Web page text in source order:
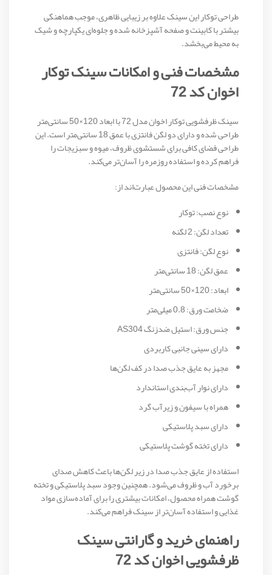
طراحی توکار این سینک علاوه بر زیبایی ظاهری، موجب هماهنگی
بیشتر با کابینت و صفحه آشپزخانه شده و جلوه‌ای یکپارچه و شیک
به محیط می‌بخشد.
مشخصات فنی و امکانات سینک توکار
اخوان کد 72
سینک ظرفشویی توکار اخوان مدل 72 با ابعاد 120×50 سانتی‌متر
طراحی شده و دارای دو لگن فانتزی با عمق 18 سانتی‌متر است. این
طراحی فضای کافی برای شستشوی ظروف، میوه و سبزیجات را
فراهم کرده و استفاده روزمره را آسان‌تر می‌کند.
مشخصات فنی این محصول عبارت‌اند از:
نوع نصب: توکار
تعداد لگن: 2 لگنه
نوع لگن: فانتزی
عمق لگن: 18 سانتی‌متر
ابعاد: 120×50 سانتی‌متر
ضخامت ورق: 0.8 میلی‌متر
جنس ورق: استیل ضدزنگ AS304
دارای سینی جانبی کاربردی
مجهز به عایق جذب صدا در کف لگن‌ها
دارای نوار آب‌بندی استاندارد
همراه با سیفون و زیرآب گرد
دارای سبد پلاستیکی
دارای تخته گوشت پلاستیکی
استفاده از عایق جذب صدا در زیر لگن‌ها باعث کاهش صدای
برخورد آب و ظروف می‌شود. همچنین وجود سبد پلاستیکی و تخته
گوشت همراه محصول، امکانات بیشتری را برای آماده‌سازی مواد
غذایی و استفاده آسان‌تر از سینک فراهم می‌کند.
راهنمای خرید و گارانتی سینک
ظرفشویی اخوان کد 72